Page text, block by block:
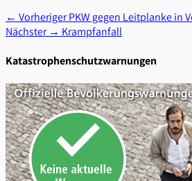
Beitragsnavigation
← VorherigerVorheriger
Beitrag:
PKW gegen Leitplanke in
Nächster → Nächster
Krampfanfall
Katastrophenschutzwarnungen